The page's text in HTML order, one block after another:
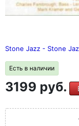
Stone Jazz - Stone
Есть в наличии
3199 руб.